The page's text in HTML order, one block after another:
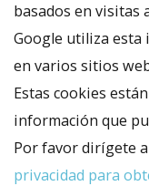
basados en
Google utiliza
en varios sitios
Estas cookies
información que
Por favor dirígete
privacidad para